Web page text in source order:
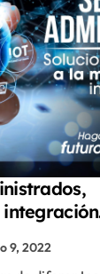
mucho
9, 2022